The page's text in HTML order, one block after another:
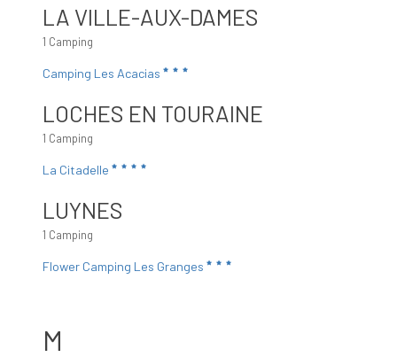
LA VILLE-AUX-DAMES
1 Camping
Camping Les Acacias
LOCHES EN TOURAINE
1 Camping
La Citadelle
LUYNES
1 Camping
Flower Camping Les Granges
M